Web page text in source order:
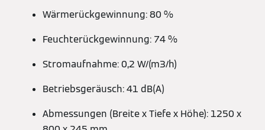
Wärmerückgewinnung: 80 %
Feuchterückgewinnung: 74 %
Stromaufnahme: 0,2 W/(m3/h)
Betriebsgeräusch: 41 dB(A)
Abmessungen (Breite x Tiefe x Höhe): 1250 x